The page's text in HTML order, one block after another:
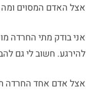
אצל האדם המסוים
אני בודק מתי החרדה
להירגע. חשוב לי גם
אצל אדם אחד החרדה